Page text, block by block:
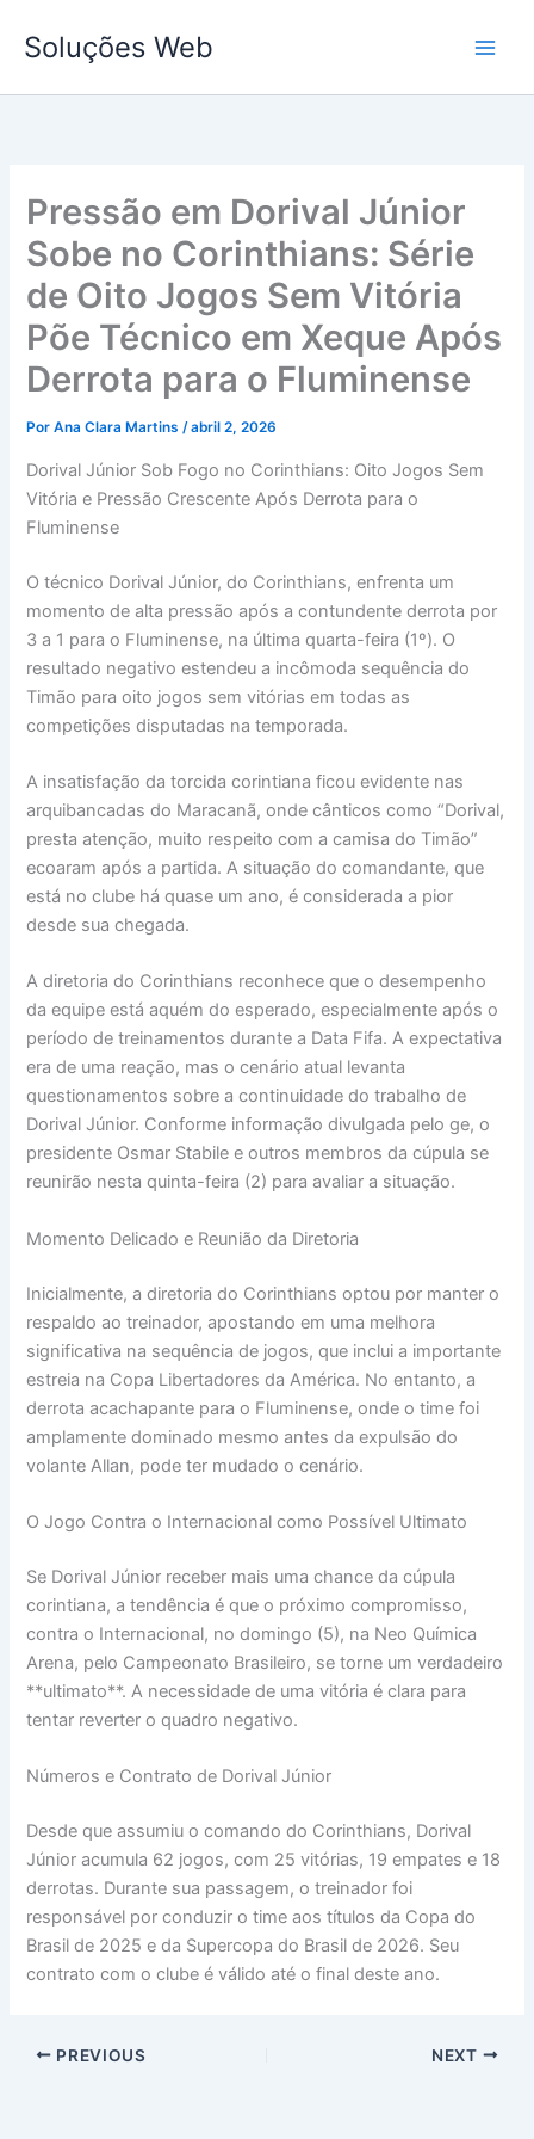
para
conteúdo
Soluções Web
Pressão em Dorival Júnior
Sobe no Corinthians: Série
de Oito Jogos Sem Vitória
Põe Técnico em Xeque Após
Derrota para o Fluminense
PorAna Clara Martins/abril 2, 2026
Dorival Júnior Sob Fogo no Corinthians: Oito Jogos Sem
Vitória e Pressão Crescente Após Derrota para o
Fluminense
O técnico Dorival Júnior, do Corinthians, enfrenta um
momento de alta pressão após a contundente derrota por
3 a 1 para o Fluminense, na última quarta-feira (1º). O
resultado negativo estendeu a incômoda sequência do
Timão para oito jogos sem vitórias em todas as
competições disputadas na temporada.
A insatisfação da torcida corintiana ficou evidente nas
arquibancadas do Maracanã, onde cânticos como “Dorival,
presta atenção, muito respeito com a camisa do Timão”
ecoaram após a partida. A situação do comandante, que
está no clube há quase um ano, é considerada a pior
desde sua chegada.
A diretoria do Corinthians reconhece que o desempenho
da equipe está aquém do esperado, especialmente após o
período de treinamentos durante a Data Fifa. A expectativa
era de uma reação, mas o cenário atual levanta
questionamentos sobre a continuidade do trabalho de
Dorival Júnior. Conforme informação divulgada pelo ge, o
presidente Osmar Stabile e outros membros da cúpula se
reunirão nesta quinta-feira (2) para avaliar a situação.
Momento Delicado e Reunião da Diretoria
Inicialmente, a diretoria do Corinthians optou por manter o
respaldo ao treinador, apostando em uma melhora
significativa na sequência de jogos, que inclui a importante
estreia na Copa Libertadores da América. No entanto, a
derrota acachapante para o Fluminense, onde o time foi
amplamente dominado mesmo antes da expulsão do
volante Allan, pode ter mudado o cenário.
O Jogo Contra o Internacional como Possível Ultimato
Se Dorival Júnior receber mais uma chance da cúpula
corintiana, a tendência é que o próximo compromisso,
contra o Internacional, no domingo (5), na Neo Química
Arena, pelo Campeonato Brasileiro, se torne um verdadeiro
**ultimato**. A necessidade de uma vitória é clara para
tentar reverter o quadro negativo.
Números e Contrato de Dorival Júnior
Desde que assumiu o comando do Corinthians, Dorival
Júnior acumula 62 jogos, com 25 vitórias, 19 empates e 18
derrotas. Durante sua passagem, o treinador foi
responsável por conduzir o time aos títulos da Copa do
Brasil de 2025 e da Supercopa do Brasil de 2026. Seu
contrato com o clube é válido até o final deste ano.
PREVIOUS NEXT